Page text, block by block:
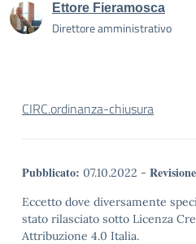
Ettore Fieramosca
Direttore amministrativo
CIRC.ordinanza-chiusura
Pubblicato: 07.10.2022 -
Eccetto dove diversamente
stato rilasciato sotto Licenza
Attribuzione 4.0 Italia.